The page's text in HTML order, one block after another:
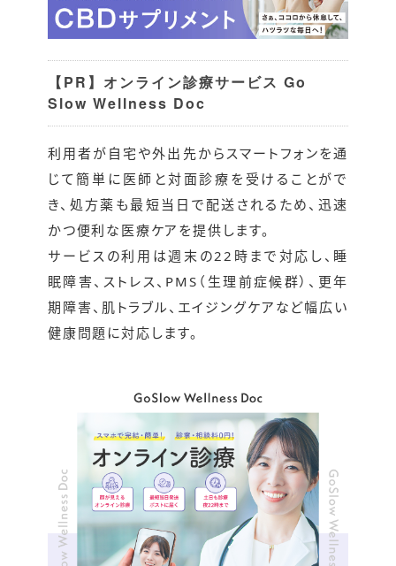
【PR】オンライン診療サービス Go
Slow Wellness Doc
利用者が自宅や外出先からスマートフォンを通
じて簡単に医師と対面診療を受けることがで
き、処方薬も最短当日で配送されるため、迅速
かつ便利な医療ケアを提供します。
サービスの利用は週末の22時まで対応し、睡
眠障害、ストレス、PMS（生理前症候群）、更年
期障害、肌トラブル、エイジングケアなど幅広い
健康問題に対応します。